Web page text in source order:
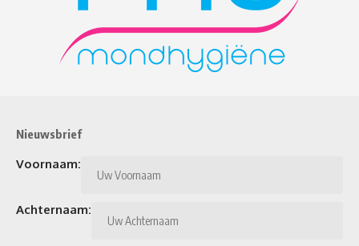
Nieuwsbrief
Voornaam:
Achternaam: